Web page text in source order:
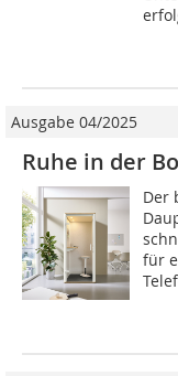
Ausgabe 04/2025
Ruhe in der
Der
für